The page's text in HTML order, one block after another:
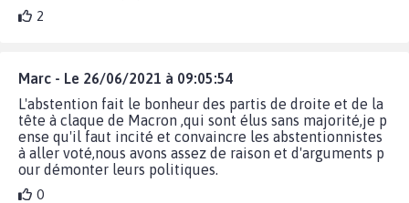
2
Marc - Le 26/06/2021 à 09:05:54
L'abstention fait le bonheur des partis de droite et de la
tête à claque de Macron ,qui sont élus sans majorité,je p
ense qu'il faut incité et convaincre les abstentionnistes
à aller voté,nous avons assez de raison et d'arguments p
our démonter leurs politiques.
0